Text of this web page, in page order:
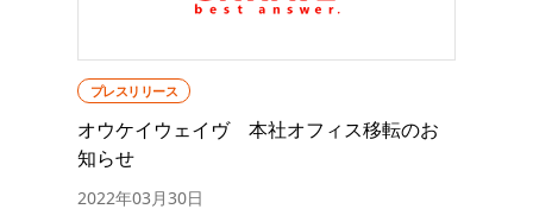
プレスリリース
オウケイウェイヴ 本社オフィス移転のお
知らせ
2022年03月30日